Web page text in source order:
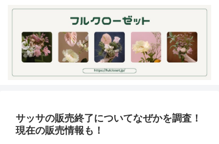
サッサの販売終了についてなぜかを調査！
現在の販売情報も！